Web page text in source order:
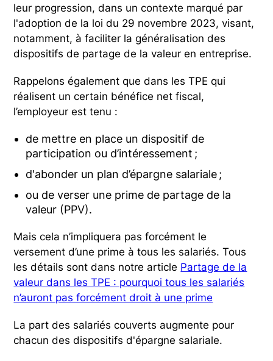
leur progression, dans un contexte marqué par
l'adoption de la loi du 29 novembre 2023, visant,
notamment, à faciliter la généralisation des
dispositifs de partage de la valeur en entreprise.
Rappelons également que dans les TPE qui
réalisent un certain bénéfice net fiscal,
l’employeur est tenu :
de mettre en place un dispositif de
participation ou d’intéressement ;
d'abonder un plan d’épargne salariale ;
ou de verser une prime de partage de la
valeur (PPV).
Mais cela n’impliquera pas forcément le
versement d’une prime à tous les salariés. Tous
les détails sont dans notre article Partage de la
valeur dans les TPE : pourquoi tous les salariés
n’auront pas forcément droit à une prime
La part des salariés couverts augmente pour
chacun des dispositifs d'épargne salariale.